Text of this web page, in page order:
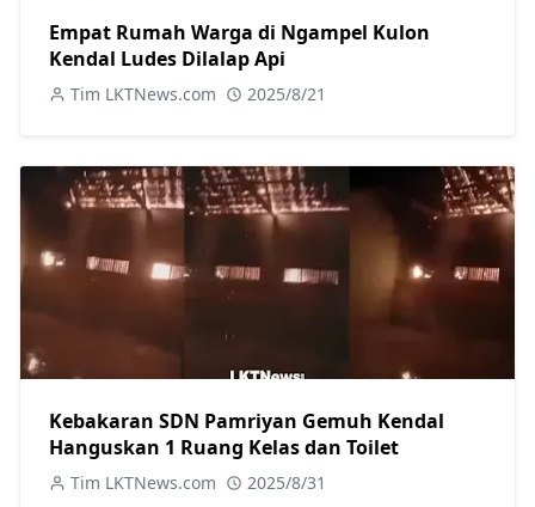
Empat Rumah Warga di Ngampel Kulon
Kendal Ludes Dilalap Api
Tim LKTNews.com 2025/8/21
Kebakaran SDN Pamriyan Gemuh Kendal
Hanguskan 1 Ruang Kelas dan Toilet
Tim LKTNews.com 2025/8/31